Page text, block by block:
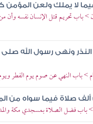
لا يملك ولعن المؤمن
تحريم قتل الإنسان نفسه وأن
النذر ونهى رسول الله
باب النهي عن صوم يوم الفطر
صلاة فيما سواه من
فضل الصلاة بمسجدي مكة